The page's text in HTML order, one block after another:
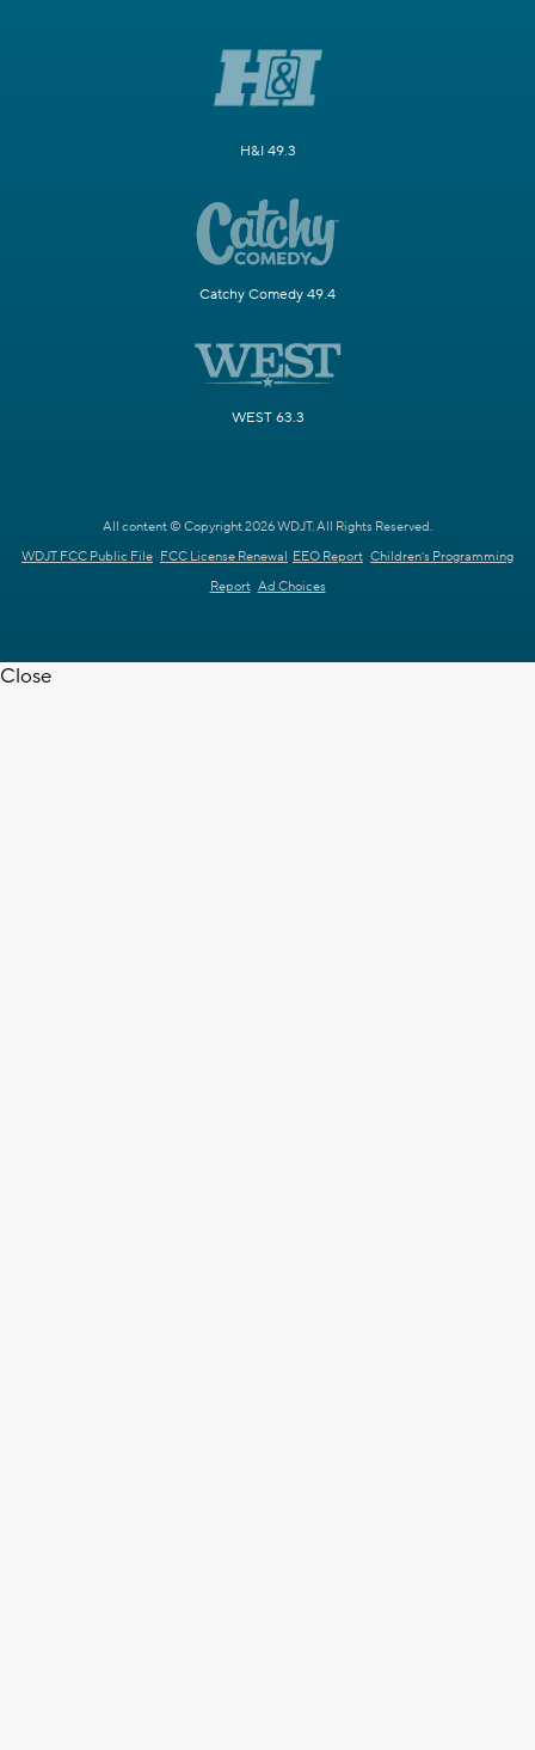
H&I 49.3
Catchy Comedy 49.4
WEST 63.3
All content © Copyright 2026 WDJT. All Rights Reserved.
WDJT FCC Public File FCC License Renewal EEO Report Children's Programming
Report Ad Choices
Close